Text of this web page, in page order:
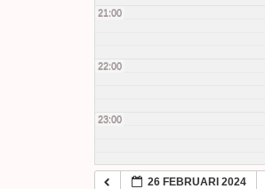
21:00
22:00
23:00
26 FEBRUARI 2024